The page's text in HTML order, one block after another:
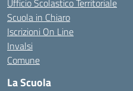
Ufficio Scolastico Territoriale
Scuola in Chiaro
Iscrizioni On Line
Invalsi
Comune
La Scuola